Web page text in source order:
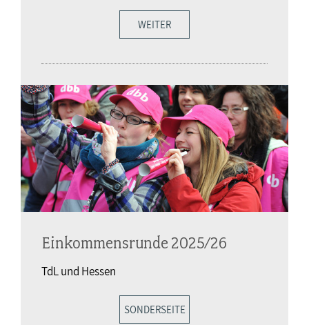
WEITER
Einkommensrunde 2025/26
TdL und Hessen
SONDERSEITE